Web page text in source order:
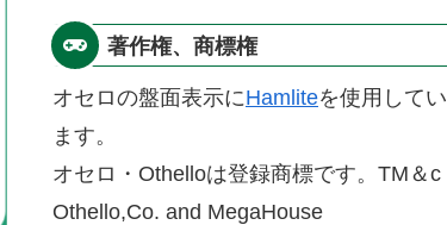
著作権、商標権
オセロの盤面表示にHamliteを使用してい
ます。
オセロ・Othelloは登録商標です。TM＆c
Othello,Co. and MegaHouse